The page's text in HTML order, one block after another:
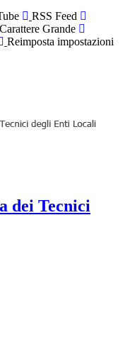
RSS Feed
Carattere Grande
Reimposta impostazioni
dei Tecnici